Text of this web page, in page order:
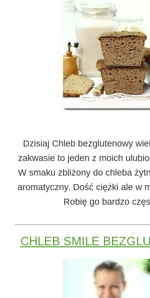
Dzisiaj Chleb bezglutenowy
zakwasie to jeden z moich
W smaku zbliżony do chleba
aromatyczny. Dość ciężki ale w
Robię go bardzo
CHLEB SMILE